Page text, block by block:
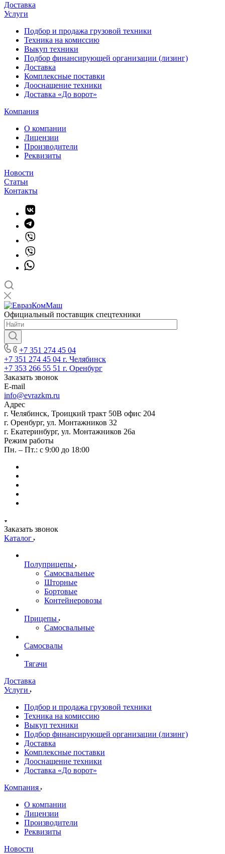
Доставка
Услуги
Подбор и продажа грузовой техники
Техника на комиссию
Выкуп техники
Подбор финансирующей организации (лизинг)
Доставка
Комплексные поставки
Дооснащение техники
Доставка «До ворот»
Компания
О компании
Лицензии
Производители
Реквизиты
Новости
Статьи
Контакты
Официальный поставщик спецтехники
+7 351 274 45 04
+7 351 274 45 04 г. Челябинск
+7 353 266 55 51 г. Оренбург
Заказать звонок
E-mail
info@evrazkm.ru
Адрес
г. Челябинск, Троицкий тракт 50В офис 204
г. Оренбург, ул. Монтажников 32
г. Екатеринбург, ул. Монтажников 26а
Режим работы
Пн. – Пт.: с 9:00 до 18:00
Заказать звонок
Каталог
Полуприцепы
Самосвальные
Шторные
Бортовые
Контейнеровозы
Прицепы
Самосвальные
Самосвалы
Тягачи
Доставка
Услуги
Подбор и продажа грузовой техники
Техника на комиссию
Выкуп техники
Подбор финансирующей организации (лизинг)
Доставка
Комплексные поставки
Дооснащение техники
Доставка «До ворот»
Компания
О компании
Лицензии
Производители
Реквизиты
Новости